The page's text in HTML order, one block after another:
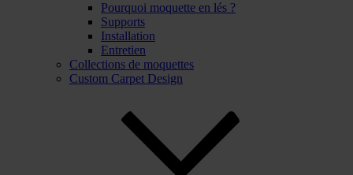
Pourquoi moquette en lés ?
Supports
Installation
Entretien
Collections de moquettes
Custom Carpet Design